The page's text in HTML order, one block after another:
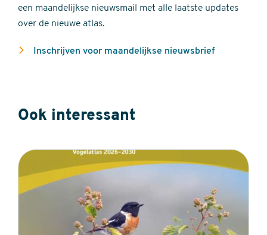
een maandelijkse nieuwsmail met alle laatste updates
over de nieuwe atlas.
Inschrijven voor maandelijkse nieuwsbrief
Ook interessant